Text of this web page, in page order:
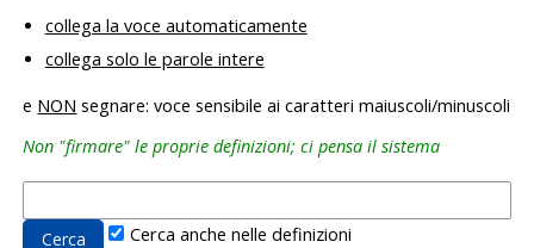
collega la voce automaticamente
collega solo le parole intere
e NON segnare: voce sensibile ai caratteri maiuscoli/minuscoli
Non "firmare" le proprie definizioni; ci pensa il sistema
Cerca anche nelle definizioni